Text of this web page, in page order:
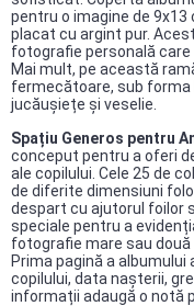
pentru o imagine de 9x13
placat cu argint pur.
fotografie personală care
Mai mult, pe această
fermecătoare, sub forma
jucăușiețe și veselie.
Spațiu Generos pentru
conceput pentru a oferi
ale copilului. Cele 25 de
de diferite dimensiuni
despart cu ajutorul foilor
speciale pentru a
fotografie mare sau
Prima pagină a
copilului, data nașterii,
informații adaugă o notă